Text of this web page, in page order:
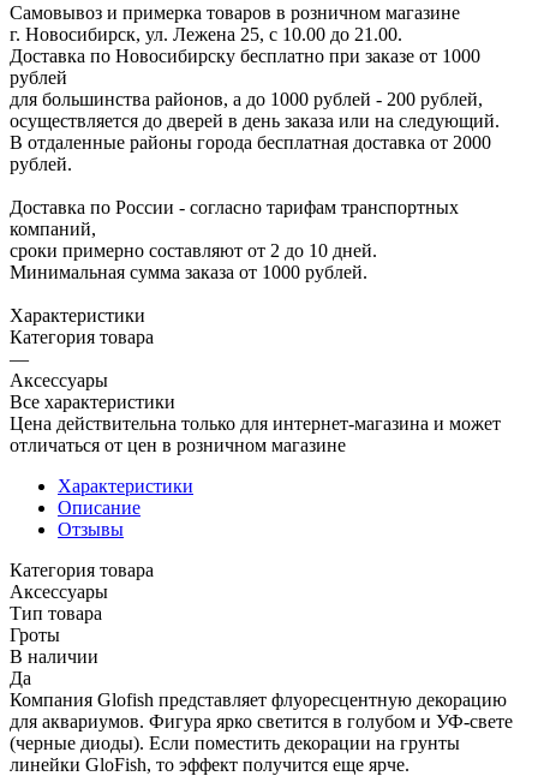
Самовывоз и примерка товаров в розничном магазине
г. Новосибирск, ул. Лежена 25, с 10.00 до 21.00.
Доставка по Новосибирску бесплатно при заказе от 1000
рублей
для большинства районов, а до 1000 рублей - 200 рублей,
осуществляется до дверей в день заказа или на следующий.
В отдаленные районы города бесплатная доставка от 2000
рублей.
Доставка по России - согласно тарифам транспортных
компаний,
сроки примерно составляют от 2 до 10 дней.
Минимальная сумма заказа от 1000 рублей.
Характеристики
Категория товара
—
Аксессуары
Все характеристики
Цена действительна только для интернет-магазина и может
отличаться от цен в розничном магазине
Характеристики
Описание
Отзывы
Категория товара
Аксессуары
Тип товара
Гроты
В наличии
Да
Компания Glofish представляет флуоресцентную декорацию
для аквариумов. Фигура ярко светится в голубом и УФ-свете
(черные диоды). Если поместить декорации на грунты
линейки GloFish, то эффект получится еще ярче.